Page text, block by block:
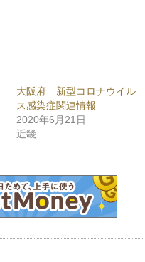
大阪府 新型コロナウイル
ス感染症関連情報
2020年6月21日
近畿